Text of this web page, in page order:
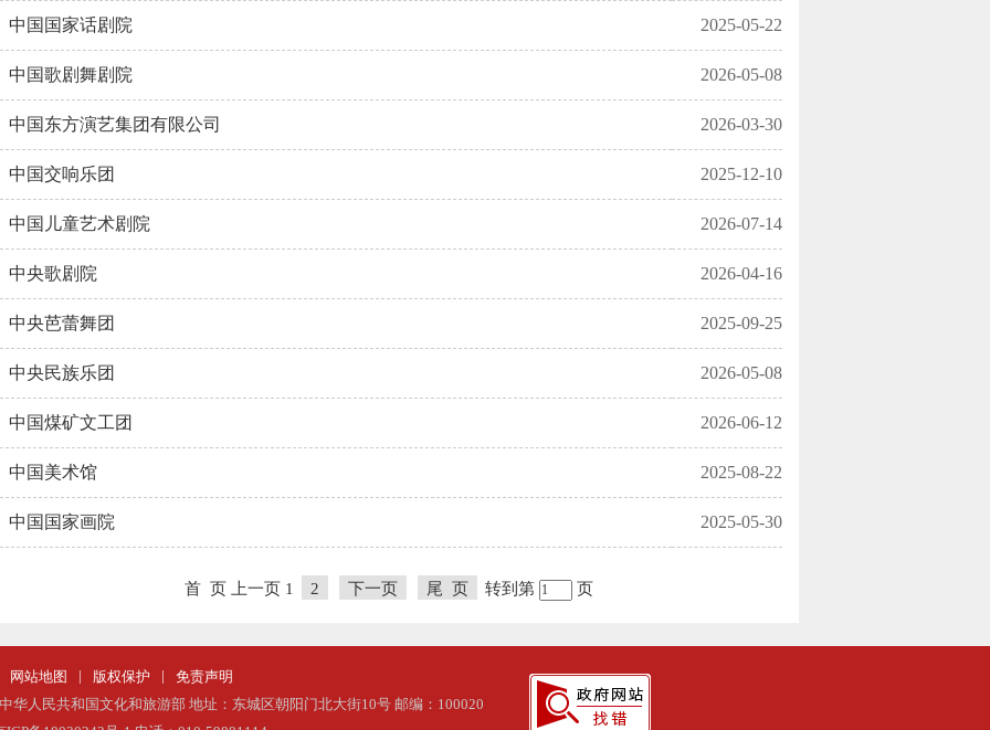
中国国家话剧院 2025-05-22
中国歌剧舞剧院 2026-05-08
中国东方演艺集团有限公司 2026-03-30
中国交响乐团 2025-12-10
中国儿童艺术剧院 2026-07-14
中央歌剧院 2026-04-16
中央芭蕾舞团 2025-09-25
中央民族乐团 2026-05-08
中国煤矿文工团 2026-06-12
中国美术馆 2025-08-22
中国国家画院 2025-05-30
首 页 上一页 1 2 下一页 尾 页 转到第 页